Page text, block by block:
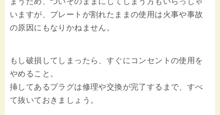
いますが、プレートが割れたままの使用は火事や事故
の原因にもなりかねません。
もし破損してしまったら、すぐにコンセントの使用を
やめること。
挿してあるプラグは修理や交換が完了するまで、すべ
て抜いておきましょう。